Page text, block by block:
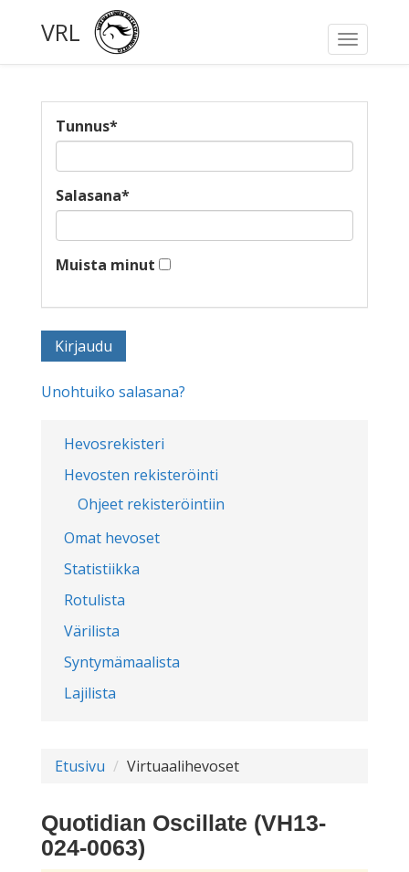
Toggle
VRL
Hevosrekisteri
Hevosten rekisteröinti
Ohjeet rekisteröintiin
Omat hevoset
Statistiikka
Rotulista
Värilista
Syntymämaalista
Lajilista
Tunnus*
Salasana*
Muista minut
Unohtuiko salasana?
Etusivu Virtuaalihevoset
Quotidian Oscillate (VH13-
024-0063)